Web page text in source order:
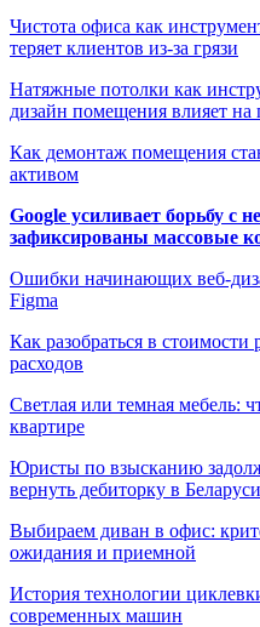
Чистота офиса как
теряет клиентов из-за грязи
Натяжные потолки как
дизайн помещения влияет на
Как демонтаж помещения
активом
Google усиливает борьбу с
зафиксированы массовые
Ошибки начинающих веб-
Figma
Как разобраться в
расходов
Светлая или темная мебель:
квартире
Юристы по взысканию
вернуть дебиторку в Беларуси
Выбираем диван в офис:
ожидания и приемной
История технологии
современных машин